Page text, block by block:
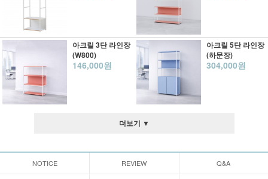
아크릴 3단 라인장
(W800)
146,000원
아크릴 5단 라인장
(하문장)
304,000원
더보기 ▼
NOTICE REVIEW Q&A